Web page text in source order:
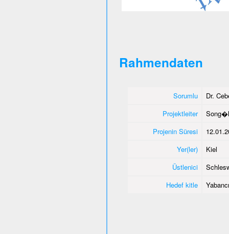
Rahmendaten
Sorumlu
Dr.
Projektleiter
Projenin Süresi
Yer(ler)
Kiel
Üstlenici
Hedef kitle